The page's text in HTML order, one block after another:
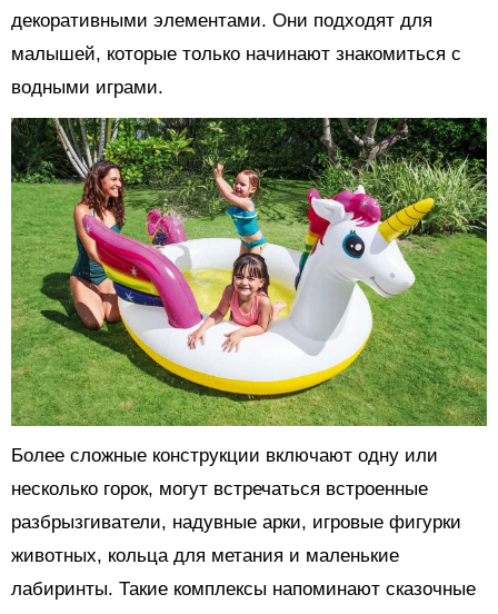
декоративными элементами. Они подходят для
малышей, которые только начинают знакомиться с
водными играми.
Более сложные конструкции включают одну или
несколько горок, могут встречаться встроенные
разбрызгиватели, надувные арки, игровые фигурки
животных, кольца для метания и маленькие
лабиринты. Такие комплексы напоминают сказочные